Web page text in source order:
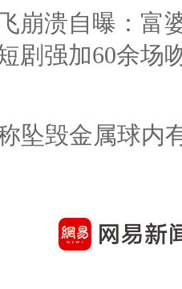
崩溃自曝：富
剧强加60余场
坠毁金属球内